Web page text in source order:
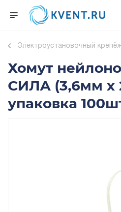
Электроустановочный
Хомут
СИЛА (3,6мм х
упаковка